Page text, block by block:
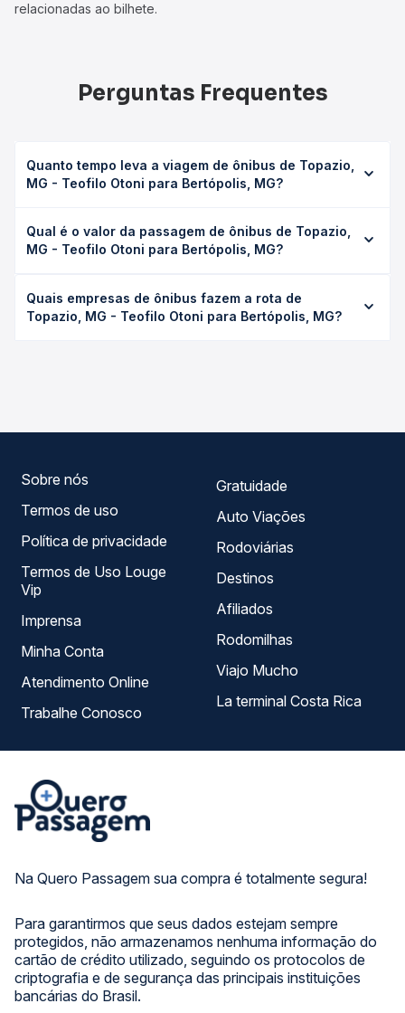
relacionadas ao bilhete.
Perguntas Frequentes
Quanto tempo leva a viagem de ônibus de Topazio,
MG - Teofilo Otoni para Bertópolis, MG?
Bertópolis, MG leva em média 3h 20min, podendo variar
conforme a viação, o tipo de serviço (convencional,
duração exata de cada opção na data desejada.
Qual é o valor da passagem de ônibus de Topazio,
MG - Teofilo Otoni para Bertópolis, MG?
Otoni para Bertópolis, MG custa em média R$ 87,30 e varia
conforme a data da viagem, a empresa, o tipo de poltrona
Quais empresas de ônibus fazem a rota de
Topazio, MG - Teofilo Otoni para Bertópolis, MG?
Na Quero Passagem sua compra é totalmente segura!
Para garantirmos que seus dados estejam sempre
protegidos, não armazenamos nenhuma informação do
cartão de crédito utilizado, seguindo os protocolos de
criptografia e de segurança das principais instituições
bancárias do Brasil.
Sobre nós
Termos de uso
Política de privacidade
Termos de Uso Louge
Vip
Imprensa
Minha Conta
Atendimento Online
Trabalhe Conosco
Gratuidade
Auto Viações
Rodoviárias
Destinos
Afiliados
Rodomilhas
Viajo Mucho
La terminal Costa Rica